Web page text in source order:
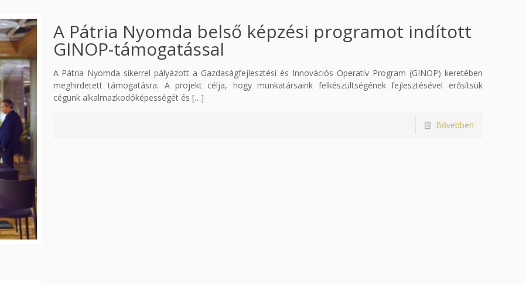
A Pátria Nyomda belső képzési programot indított
GINOP-támogatással
A Pátria Nyomda sikerrel pályázott a Gazdaságfejlesztési és Innovációs Operatív Program (GINOP) keretében
meghirdetett támogatásra. A projekt célja, hogy munkatársaink felkészültségének fejlesztésével erősítsük
cégünk alkalmazkodóképességét és […]
Bővebben